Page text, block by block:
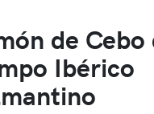
de Cebo
Ibérico